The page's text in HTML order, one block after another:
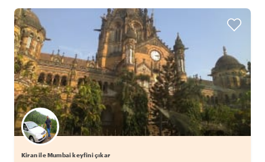
Kiran ile Mumbai keyfini çıkar